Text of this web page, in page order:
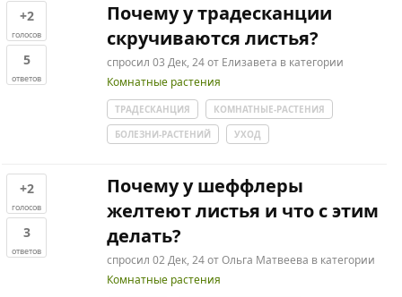
+2
голосов
5
ответов
Почему у традесканции
скручиваются листья?
спросил 03 Дек, 24 от Елизавета в категории
Комнатные растения
ТРАДЕСКАНЦИЯ
КОМНАТНЫЕ-РАСТЕНИЯ
БОЛЕЗНИ-РАСТЕНИЙ
УХОД
+2
голосов
3
ответов
Почему у шеффлеры
желтеют листья и что с этим
делать?
спросил 02 Дек, 24 отОльга Матвеева в категории
Комнатные растения